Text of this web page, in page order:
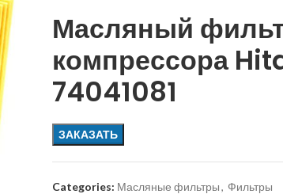
Масляный
компрессора
74041081
ЗАКАЗАТЬ
Categories: Масляные фильтры, Фильтры